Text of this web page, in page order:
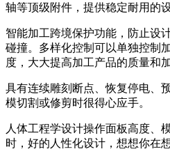
轴等顶级附件，提供稳定耐用的设
智能加工跨境保护功能，防止设
碰撞。多样化控制可以单独控制
度，大大提高加工产品的质量和
具有连续雕刻断点、恢复停电、
模切割或修剪时很得心应手。
人体工程学设计操作面板高度、
时，好的人性化设计，想想你在